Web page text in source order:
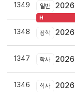
1349 일반 2026-
H
1348 장학 2026
1347 학사 2026년 후
1346 학사 2026-1